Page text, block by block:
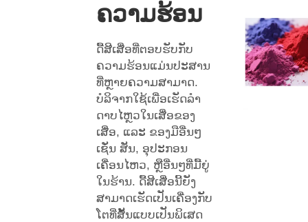
ຄວາມຮ້ອນ
ດື້ສີເສື່ອທີ່ຕອບຮັບກັບ
ຄວາມຮ້ອນແມ່ນປະສານ
ທີ່ຫຼາຍຄວາມສາມາດ.
ບໍລິຈາກໃຊ້ເພື່ອເຮັດລຳ
ດາບໄຫຼວໃນເສື່ອຂອງ
ເສື່ອ, ແລະ ຂອງມືອື່ນໆ
ເຊັ່ນ ສັນ, ອຸປະກອນ
ເຄື່ອນໄຫວ, ຫຼືອື່ນໆທີ່ມື້ຍູ່
ໃນຮ້ານ. ດື້ສີເສື່ອນີ້ຍັງ
ສາມາດເຮັດເປັນເຄື່ອງກັບ
ໂຕທີ່ສັ້ນແບບເປັນພິເສດ